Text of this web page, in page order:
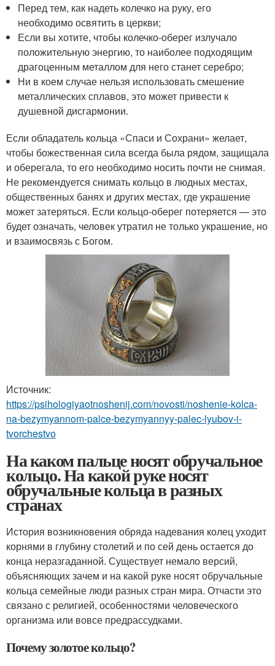
Перед тем, как надеть колечко на руку, его
необходимо освятить в церкви;
Если вы хотите, чтобы колечко-оберег излучало
положительную энергию, то наиболее подходящим
драгоценным металлом для него станет серебро;
Ни в коем случае нельзя использовать смешение
металлических сплавов, это может привести к
душевной дисгармонии.
Если обладатель кольца «Спаси и Сохрани» желает,
чтобы божественная сила всегда была рядом, защищала
и оберегала, то его необходимо носить почти не снимая.
Не рекомендуется снимать кольцо в людных местах,
общественных банях и других местах, где украшение
может затеряться. Если кольцо-оберег потеряется — это
будет означать, человек утратил не только украшение, но
и взаимосвязь с Богом.
Источник:
https://psihologiyaotnoshenij.com/novosti/noshenie-kolca-
na-bezymyannom-palce-bezymyannyy-palec-lyubov-i-
tvorchestvo
На каком пальце носят обручальное
кольцо. На какой руке носят
обручальные кольца в разных
странах
История возникновения обряда надевания колец уходит
корнями в глубину столетий и по сей день остается до
конца неразгаданной. Существует немало версий,
объясняющих зачем и на какой руке носят обручальные
кольца семейные люди разных стран мира. Отчасти это
связано с религией, особенностями человеческого
организма или вовсе предрассудками.
Почему золотое кольцо?